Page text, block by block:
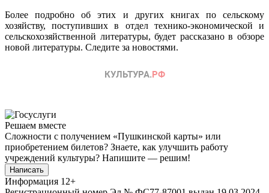
Более подробно об этих и других книгах по сельскому
хозяйству, поступивших в отдел технико-экономической и
сельскохозяйственной литературы, будет рассказано в обзоре
новой литературы. Следите за новостями.
Решаем вместе
Сложности с получением «Пушкинской карты» или
приобретением билетов? Знаете, как улучшить работу
учреждений культуры? Напишите — решим!
Написать
Информация 12+